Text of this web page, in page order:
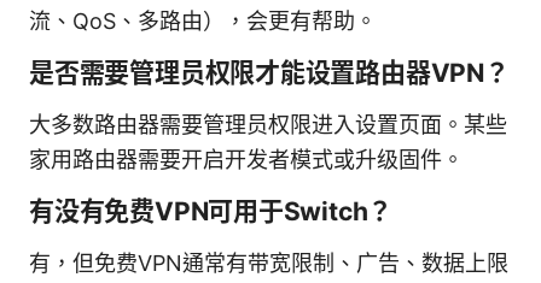
流、QoS、多路由），会更有帮助。
是否需要管理员权限才能设置路由器VPN？
大多数路由器需要管理员权限进入设置页面。某些
家用路由器需要开启开发者模式或升级固件。
有没有免费VPN可用于Switch？
有，但免费VPN通常有带宽限制、广告、数据上限